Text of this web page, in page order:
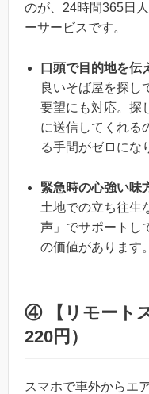
のが、24時間365日
ーサービスです。
口頭で目的地を伝
良いそば屋を探し
要望にも対応。探
に送信してくれる
る手間がゼロにな
緊急時の心強い味
土地での立ち往生
声」でサポートし
の価値があります。
④ 【リモート
220円）
スマホで車外からエ